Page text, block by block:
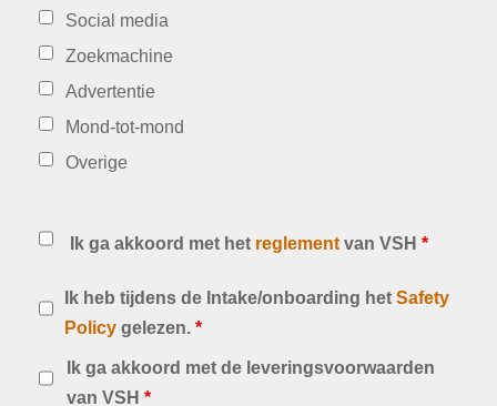
Social media
Zoekmachine
Advertentie
Mond-tot-mond
Overige
Ik ga akkoord met het reglementvan VSH *
Ik heb tijdens de Intake/onboarding het Safety
Policygelezen. *
Ik ga akkoord met de leveringsvoorwaarden
van VSH *